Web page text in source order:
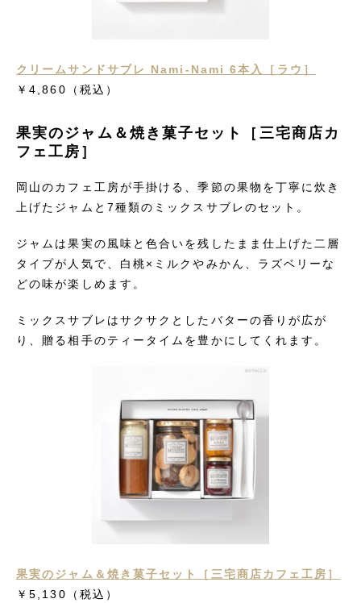
クリームサンドサブレ Nami-Nami 6本入［ラウ］
￥4,860
（税込）
果実のジャム＆焼き菓子セット［三宅商店カ
フェ工房］
岡山のカフェ工房が手掛ける、季節の果物を丁寧に炊き
上げたジャムと7種類のミックスサブレのセット。
ジャムは果実の風味と色合いを残したまま仕上げた二層
タイプが人気で、白桃×ミルクやみかん、ラズベリーな
どの味が楽しめます。
ミックスサブレはサクサクとしたバターの香りが広が
り、贈る相手のティータイムを豊かにしてくれます。
果実のジャム＆焼き菓子セット［三宅商店カフェ工房］
￥5,130
（税込）